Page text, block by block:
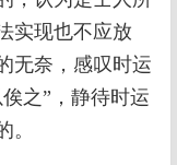
实现也不应放
无奈，感叹时运
之”，静待时运
。